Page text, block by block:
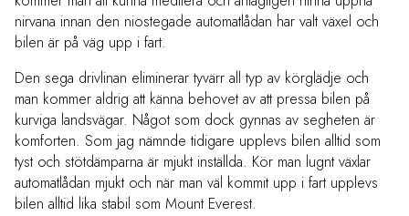
nirvana innan den niostegade automatlådan har valt växel och
bilen är på väg upp i fart.
Den sega drivlinan eliminerar tyvärr all typ av körglädje och
man kommer aldrig att känna behovet av att pressa bilen på
kurviga landsvägar. Något som dock gynnas av segheten är
komforten. Som jag nämnde tidigare upplevs bilen alltid som
tyst och stötdämparna är mjukt inställda. Kör man lugnt växlar
automatlådan mjukt och när man väl kommit upp i fart upplevs
bilen alltid lika stabil som Mount Everest.